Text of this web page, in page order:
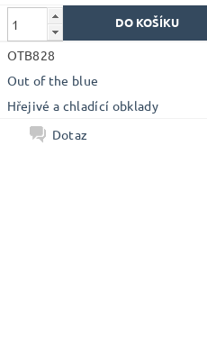
OTB828
Out of the blue
Hřejivé a chladící obklady
Dotaz